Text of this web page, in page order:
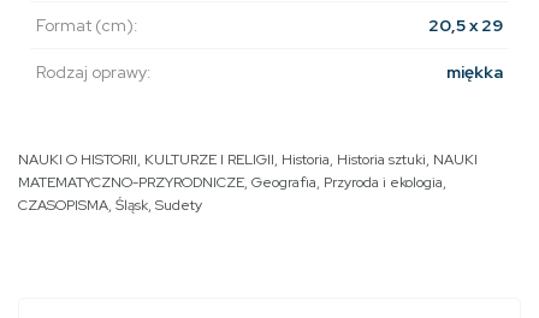
Format (cm): 20,5 x 29
Rodzaj oprawy: miękka
NAUKI O HISTORII, KULTURZE I RELIGII, Historia, Historia sztuki, NAUKI
MATEMATYCZNO-PRZYRODNICZE, Geografia, Przyroda i ekologia,
CZASOPISMA, Śląsk, Sudety